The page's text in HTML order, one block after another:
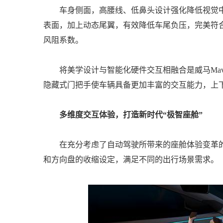
车身侧面，高腰线、低鼻头设计强化降低视觉
表面，加上动态尾翼，有效降低车尾负压，完美
风阻系数。
将美学设计与智能化硬件交互相融合是威马
隐藏式门把手使车辆具备更加丰富的交互能力，
多维度交互体验，打造新时代“极智座舱”
在充分考虑了自动驾驶所带来的座舱体验变革
和方向盘的收缩设定，满足不同的出行场景需求。